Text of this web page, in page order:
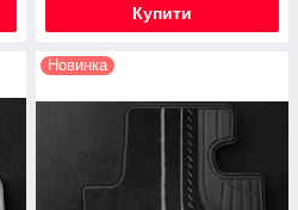
Купити
Новинка